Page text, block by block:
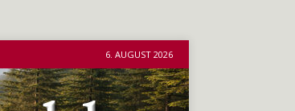
6. AUGUST 2026